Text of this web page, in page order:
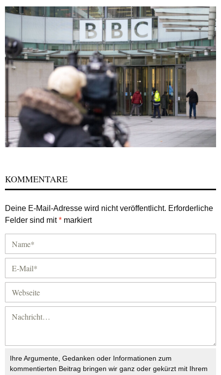
KOMMENTARE
Deine E-Mail-Adresse wird nicht veröffentlicht. Erforderliche
Felder sind mit* markiert
Ihre Argumente, Gedanken oder Informationen zum
kommentierten Beitrag bringen wir ganz oder gekürzt mit Ihrem